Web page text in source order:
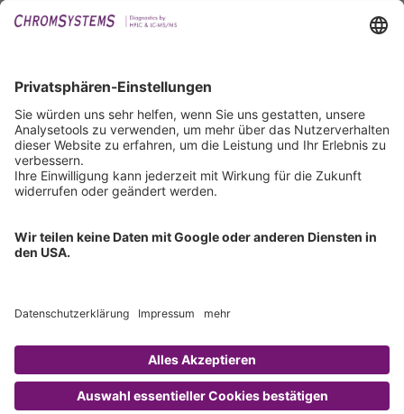
IFU anfordern
Zertifizierungen
ISO 9001 Zertifikat